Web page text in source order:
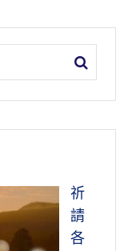
祈
請
各